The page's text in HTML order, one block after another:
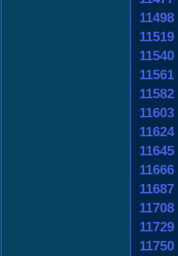
11498
11519
11540
11561
11582
11603
11624
11645
11666
11687
11708
11729
11750